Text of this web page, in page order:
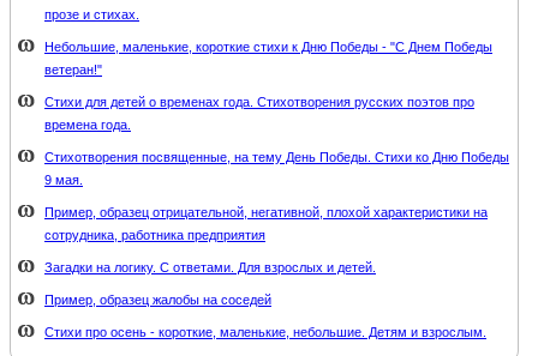
прозе и стихах.
Небольшие, маленькие, короткие стихи к Дню Победы - "С Днем Победы
ветеран!"
Стихи для детей о временах года. Стихотворения русских поэтов про
времена года.
Стихотворения посвященные, на тему День Победы. Стихи ко Дню Победы
9 мая.
Пример, образец отрицательной, негативной, плохой характеристики на
сотрудника, работника предприятия
Загадки на логику. С ответами. Для взрослых и детей.
Пример, образец жалобы на соседей
Стихи про осень - короткие, маленькие, небольшие. Детям и взрослым.